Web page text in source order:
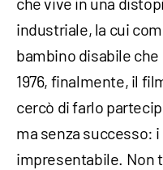
industriale, la cui
bambino disabile
1976, finalmente, il
cercò di farlo
ma senza successo:
impresentabile. Non